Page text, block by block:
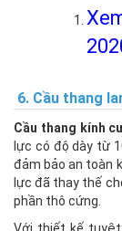
6. Cầu thang
Cầu thang kính
lực có độ dày từ
đảm bảo an toàn
lực đã thay thế
phần thô cứng.
Với thiết kế tuyệt